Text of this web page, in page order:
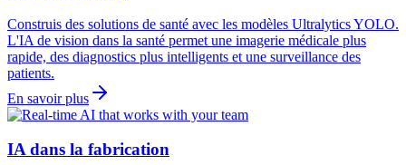
Construis des solutions de santé avec les modèles Ultralytics YOLO.
L'IA de vision dans la santé permet une imagerie médicale plus
rapide, des diagnostics plus intelligents et une surveillance des
patients.
En savoir plus
IA dans la fabrication